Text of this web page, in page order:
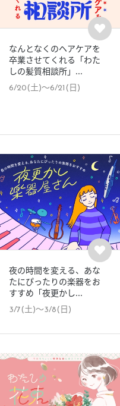
なんとなくのヘアケアを
卒業させてくれる「わた
しの髪質相談所」...
6/20(土)〜6/21(日)
夜の時間を変える、あな
たにぴったりの楽器をお
すすめ「夜更かし...
3/7(土)〜3/8(日)